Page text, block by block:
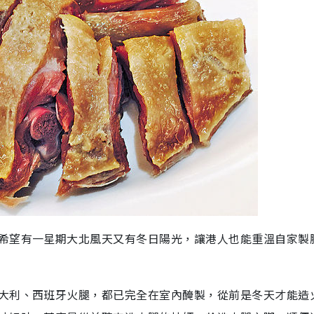
有一星期大北風天又有冬日陽光，讓港人也能重溫自家製
、西班牙火腿，都已完全在室內醃製，從前是冬天才能造